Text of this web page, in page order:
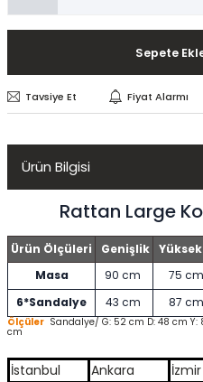
Sepete
Tavsiye Et Fiyat Alarmı
Ürün Bilgisi
Rattan Large
Ürün Ölçüleri Genişlik
Masa
90 cm 75 cm
6*Sandalye
43 cm 87 cm
Ölçüler Sandalye/ G: 52 cm D: 48 cm
cm
İstanbul Ankara İzmir